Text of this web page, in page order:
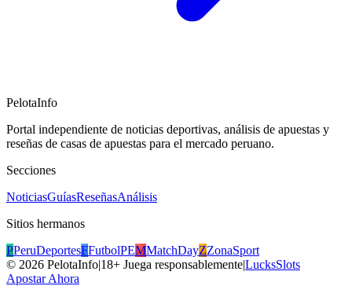
PelotaInfo
Portal independiente de noticias deportivas, análisis de apuestas y
reseñas de casas de apuestas para el mercado peruano.
Secciones
NoticiasGuíasReseñasAnálisis
Sitios hermanos
PPeruDeportesFFutbolPEMMatchDayZZonaSport
© 2026 PelotaInfo|18+ Juega responsablemente|LucksSlots
Apostar Ahora